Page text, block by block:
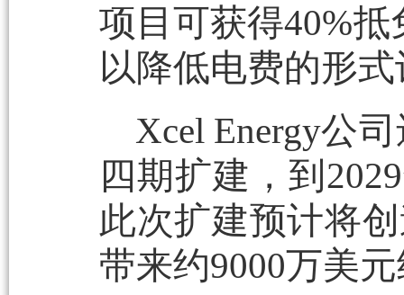
项目可获得40%
以降低电费的形
Xcel Energy公
四期扩建，到
此次扩建预计将
带来约9000万美